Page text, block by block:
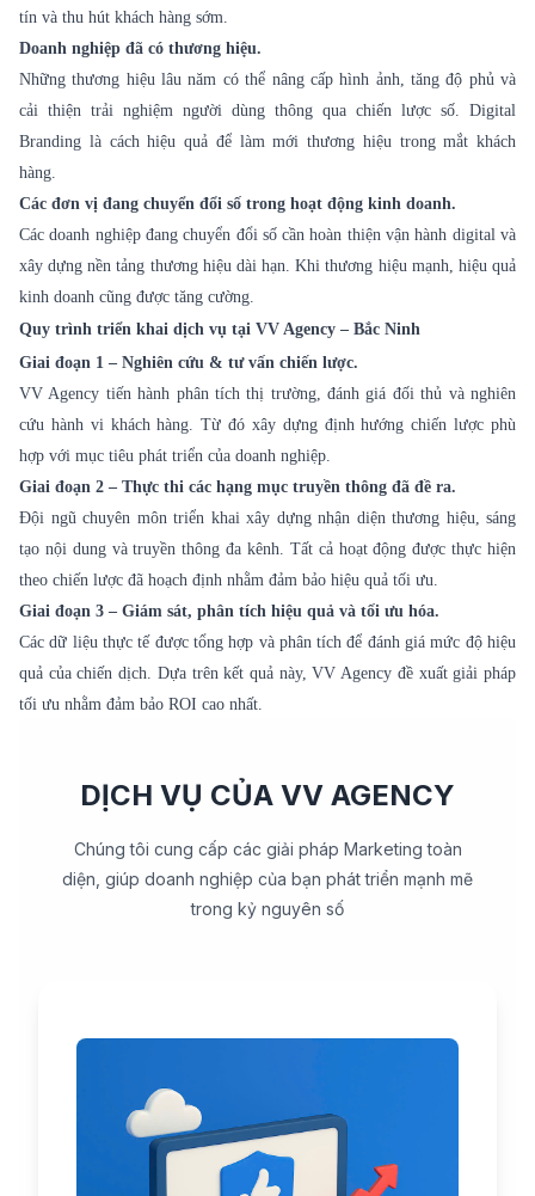
tín và thu hút khách hàng sớm.
Doanh nghiệp đã có thương hiệu.
Những thương hiệu lâu năm có thể nâng cấp hình ảnh, tăng độ phủ và
cải thiện trải nghiệm người dùng thông qua chiến lược số. Digital
Branding là cách hiệu quả để làm mới thương hiệu trong mắt khách
hàng.
Các đơn vị đang chuyển đổi số trong hoạt động kinh doanh.
Các doanh nghiệp đang chuyển đổi số cần hoàn thiện vận hành digital và
xây dựng nền tảng thương hiệu dài hạn. Khi thương hiệu mạnh, hiệu quả
kinh doanh cũng được tăng cường.
Quy trình triển khai dịch vụ tại VV Agency – Bắc Ninh
Giai đoạn 1 – Nghiên cứu & tư vấn chiến lược.
VV Agency tiến hành phân tích thị trường, đánh giá đối thủ và nghiên
cứu hành vi khách hàng. Từ đó xây dựng định hướng chiến lược phù
hợp với mục tiêu phát triển của doanh nghiệp.
Giai đoạn 2 – Thực thi các hạng mục truyền thông đã đề ra.
Đội ngũ chuyên môn triển khai xây dựng nhận diện thương hiệu, sáng
tạo nội dung và truyền thông đa kênh. Tất cả hoạt động được thực hiện
theo chiến lược đã hoạch định nhằm đảm bảo hiệu quả tối ưu.
Giai đoạn 3 – Giám sát, phân tích hiệu quả và tối ưu hóa.
Các dữ liệu thực tế được tổng hợp và phân tích để đánh giá mức độ hiệu
quả của chiến dịch. Dựa trên kết quả này, VV Agency đề xuất giải pháp
tối ưu nhằm đảm bảo ROI cao nhất.
DỊCH VỤ CỦA VV AGENCY
Chúng tôi cung cấp các giải pháp Marketing toàn
diện, giúp doanh nghiệp của bạn phát triển mạnh mẽ
trong kỷ nguyên số